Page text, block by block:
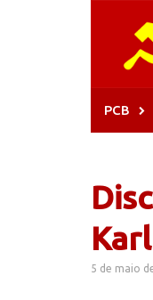
PCB
5 de maio